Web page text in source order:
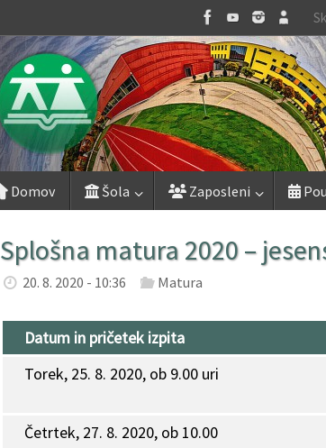
Domov Šola Zaposleni
Splošna matura 2020 –
20. 8. 2020 - 10:36 Matura
Datum in pričetek izpita
Torek, 25. 8. 2020, ob 9.00 uri
Četrtek, 27. 8. 2020, ob 10.00